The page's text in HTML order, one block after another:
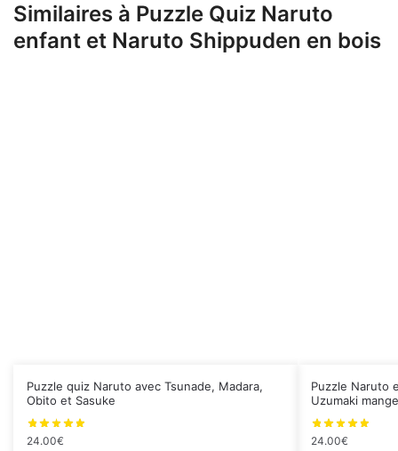
Similaires à Puzzle Quiz Naruto
enfant et Naruto Shippuden en bois
Puzzle quiz Naruto avec Tsunade, Madara,
Obito et Sasuke
24.00€
Puzzle Naruto
Uzumaki
24.00€